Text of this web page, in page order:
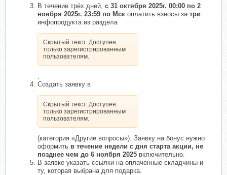
В течение трёх дней, с 31 октября 2025г. 00:00 по 2
ноября 2025г. 23:59 по Мск оплатить взносы за три
инфопродукта из раздела
Скрытый текст. Доступен
только зарегистрированным
пользователям.
;
Создать заявку в
Скрытый текст. Доступен
только зарегистрированным
пользователям.
(категория «Другие вопросы»). Заявку на бонус нужно
оформить в течение недели с дня старта акции, не
позднее чем до 6 ноября 2025 включительно.
В заявке указать ссылки на оплаченные складчины и
ту, которая выбрана для подарка.